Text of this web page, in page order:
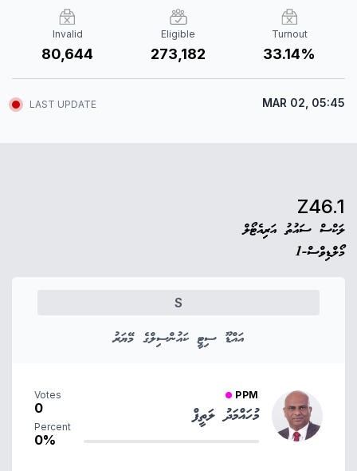
Invalid
80,644
Eligible
273,182
Turnout
33.14%
LAST UPDATE MAR 02, 05:45
Z46.1
ލަކްސް ސައުތު އަރިއެޓޯލް
މޯލްޑިވްސް-1
S
އައްޑޫ ސިޓީ ކައުންސިލްގެ މޭޔަރު
PPM
މުހައްމަދު ލަތީފް
Votes
0
Percent
0%